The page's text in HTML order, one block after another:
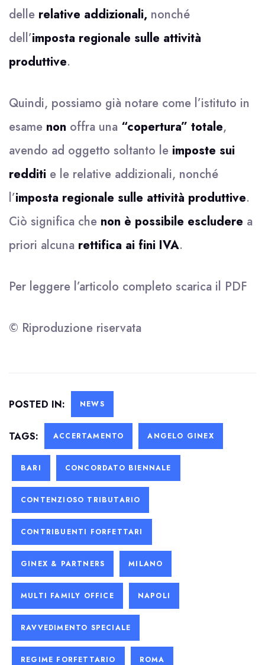
delle relative addizionali, nonché
dell’imposta regionale sulle attività
produttive.
Quindi, possiamo già notare come l’istituto in
esame non offra una “copertura” totale,
avendo ad oggetto soltanto le imposte sui
redditi e le relative addizionali, nonché
l’imposta regionale sulle attività produttive.
Ciò significa che non è possibile escludere a
priori alcuna rettifica ai fini IVA.
Per leggere l’articolo completo scarica il PDF
© Riproduzione riservata
POSTED IN: NEWS
TAGS: ACCERTAMENTO ANGELO GINEX
BARI CONCORDATO BIENNALE
CONTENZIOSO TRIBUTARIO
CONTRIBUENTI FORFETTARI
GINEX & PARTNERS MILANO
MULTI FAMILY OFFICE NAPOLI
RAVVEDIMENTO SPECIALE
REGIME FORFETTARIO ROMA